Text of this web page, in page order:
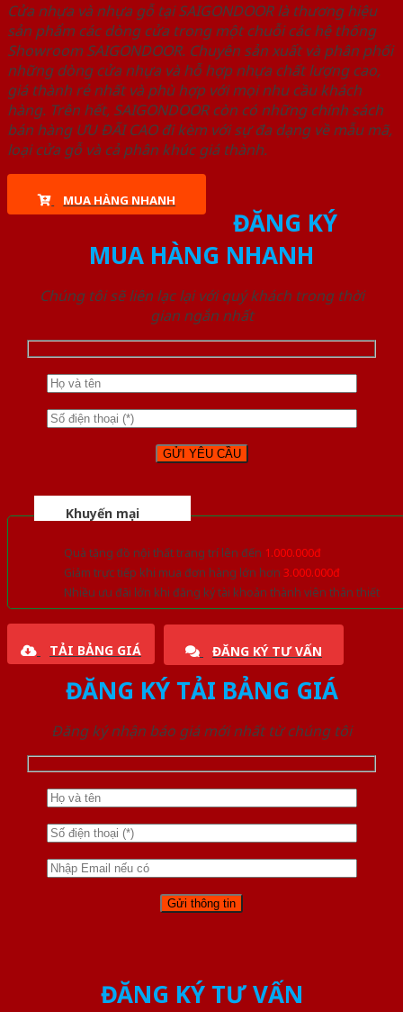
Cửa nhựa và nhựa gỗ tại SAIGONDOOR là thương hiệu
sản phẩm các dòng cửa trong một chuỗi các hệ thống
Showroom SAIGONDOOR. Chuyên sản xuất và phân phối
những dòng cửa nhựa và hỗ hợp nhựa chất lượng cao,
giá thành rẻ nhất và phù hợp với mọi nhu cầu khách
hàng. Trên hết, SAIGONDOOR còn có những chính sách
bán hàng ƯU ĐÃI CAO đi kèm với sự đa dạng về mẫu mã,
loại cửa gỗ và cả phân khúc giá thành.
MUA HÀNG NHANH
ĐĂNG KÝ
MUA HÀNG NHANH
Chúng tôi sẽ liên lạc lại với quý khách trong thời
gian ngắn nhất
Khuyến mại
Quà tặng đồ nội thất trang trí lên đến 1.000.000đ
Giảm trực tiếp khi mua đơn hàng lớn hơn 3.000.000đ
Nhiều ưu đãi lớn khi đăng ký tài khoản thành viên thân thiết
TẢI BẢNG GIÁ ĐĂNG KÝ TƯ VẤN
ĐĂNG KÝ TẢI BẢNG GIÁ
Đăng ký nhận báo giá mới nhất từ chúng tôi
ĐĂNG KÝ TƯ VẤN